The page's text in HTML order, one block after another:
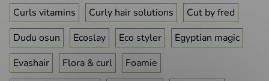
Curls vitamins
Curly hair solutions
Cut by fred
Dudu osun
Ecoslay Eco styler
Egyptian magic
Evashair
Flora & curl
Foamie